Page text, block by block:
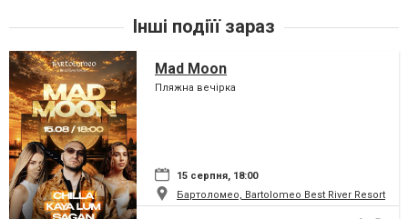
Інші подіїї зараз
Mad Moon
Пляжна вечірка
15 серпня, 18:00
Бартоломео, Bartolomeo Best River Resort